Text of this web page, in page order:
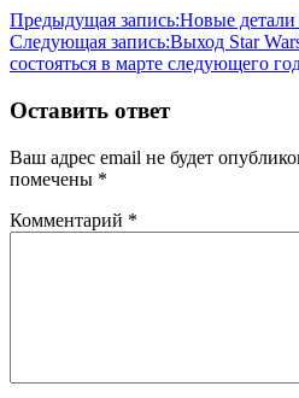
Предыдущая запись:Новые детали
Следующая запись:Выход Star
состояться в марте следующего
Оставить ответ
Ваш адрес email не будет
помечены *
Комментарий *